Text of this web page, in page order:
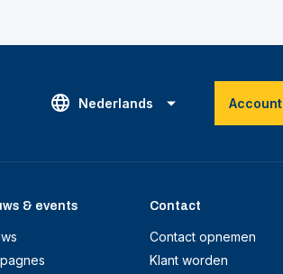
Nederlands Account
& events Contact
Contact opnemen
Klant worden